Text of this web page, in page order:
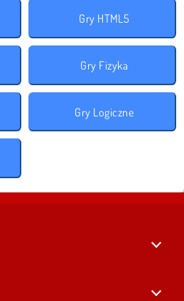
Gry HTML5
Gry Fizyka
Gry Logiczne